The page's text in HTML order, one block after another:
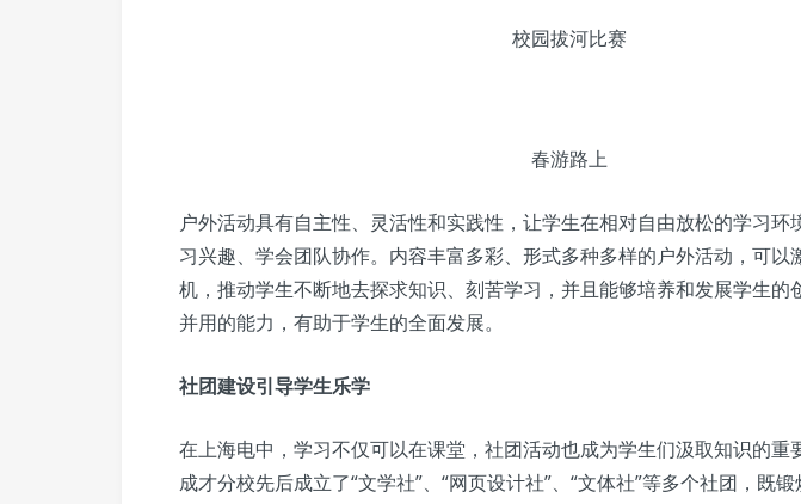
校园拔河比赛
春游路上
户外活动具有自主性、灵活性和实践性，让学生在相对自由放松的学习环
习兴趣、学会团队协作。内容丰富多彩、形式多种多样的户外活动，可以
机，推动学生不断地去探求知识、刻苦学习，并且能够培养和发展学生的
并用的能力，有助于学生的全面发展。
社团建设引导学生乐学
在上海电中，学习不仅可以在课堂，社团活动也成为学生们汲取知识的重
成才分校先后成立了“文学社”、“网页设计社”、“文体社”等多个社团，既